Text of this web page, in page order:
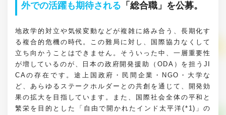
外での活躍も期待される 「総合職」を公募。
地政学的対立や気候変動などが複雑に絡み合う、長期化す
る複合的危機の時代。この難局に対し、国際協力なくして
立ち向かうことはできません。そういった中、一層重要性
が増しているのが、日本の政府開発援助（ODA）を担うJI
CAの存在です。途上国政府・民間企業・NGO・大学な
ど、あらゆるステークホルダーとの共創を通じて、開発効
果の拡大を目指しています。また、国際社会全体の平和と
繁栄を目的とした「自由で開かれたインド太平洋(*1)」の